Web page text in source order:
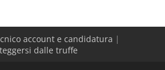
account e candidatura |
dalle truffe